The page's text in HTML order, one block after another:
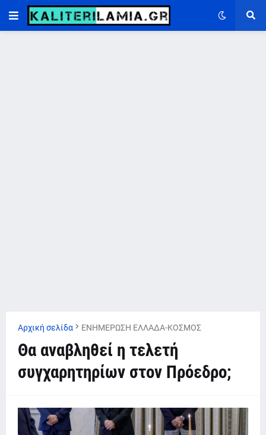
Αρχική σελίδα ΕΝΗΜΕΡΩΣΗ ΕΛΛΑΔΑ-ΚΟΣΜΟΣ
Θα αναβληθεί η τελετή
συγχαρητηρίων στον Πρόεδρο;